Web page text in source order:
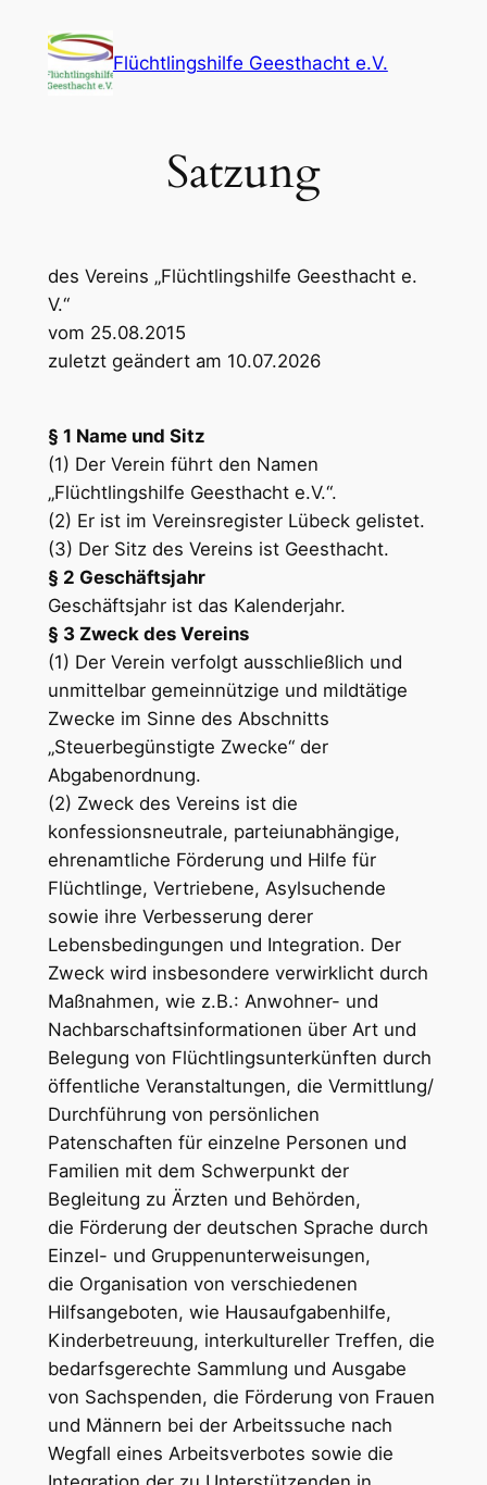
Inhalt
springen
Flüchtlingshilfe Geesthacht e.V.
Satzung
des Vereins „Flüchtlingshilfe Geesthacht e.
V.“
vom 25.08.2015
zuletzt geändert am 10.07.2026
§ 1 Name und Sitz
(1) Der Verein führt den Namen
„Flüchtlingshilfe Geesthacht e.V.“.
(2) Er ist im Vereinsregister Lübeck gelistet.
(3) Der Sitz des Vereins ist Geesthacht.
§ 2 Geschäftsjahr
Geschäftsjahr ist das Kalenderjahr.
§ 3 Zweck des Vereins
(1) Der Verein verfolgt ausschließlich und
unmittelbar gemeinnützige und mildtätige
Zwecke im Sinne des Abschnitts
„Steuerbegünstigte Zwecke“ der
Abgabenordnung.
(2) Zweck des Vereins ist die
konfessionsneutrale, parteiunabhängige,
ehrenamtliche Förderung und Hilfe für
Flüchtlinge, Vertriebene, Asylsuchende
sowie ihre Verbesserung derer
Lebensbedingungen und Integration. Der
Zweck wird insbesondere verwirklicht durch
Maßnahmen, wie z.B.: Anwohner- und
Nachbarschaftsinformationen über Art und
Belegung von Flüchtlingsunterkünften durch
öffentliche Veranstaltungen, die Vermittlung/
Durchführung von persönlichen
Patenschaften für einzelne Personen und
Familien mit dem Schwerpunkt der
Begleitung zu Ärzten und Behörden,
die Förderung der deutschen Sprache durch
Einzel- und Gruppenunterweisungen,
die Organisation von verschiedenen
Hilfsangeboten, wie Hausaufgabenhilfe,
Kinderbetreuung, interkultureller Treffen, die
bedarfsgerechte Sammlung und Ausgabe
von Sachspenden, die Förderung von Frauen
und Männern bei der Arbeitssuche nach
Wegfall eines Arbeitsverbotes sowie die